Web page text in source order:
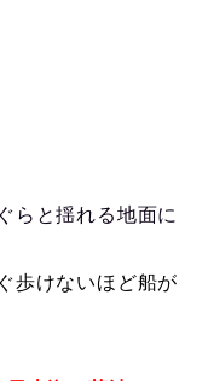
らと揺れる地面に
歩けないほど船が